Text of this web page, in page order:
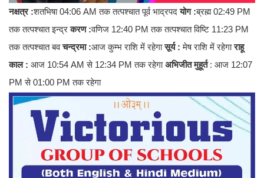
नक्षत्र :शतभिषा 04:06 AM तक तत्पश्चात पूर्व भाद्रपदयोग :ब्रह्म 02:49 PM
तक तत्पश्चात इन्द्रकरण :वणिज 12:40 PM तक तत्पश्चात विष्टि 11:23 PM
तक तत्पश्चात बवचन्द्रमा :आज कुम्भ राशि में रहेगासूर्य : मेष राशि में रहेगाराहू
काल : आज 10:54 AM से 12:34 PM तक रहेगाअभिजीत मुहूर्त: आज 12:07
PM से 01:00 PM तक रहेगा